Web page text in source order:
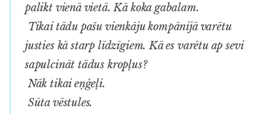
palikt vienā vietā. Kā koka gabalam.
Tikai tādu pašu vienkāju kompānijā varētu
justies kā starp līdzīgiem. Kā es varētu ap sevi
sapulcināt tādus kropļus?
Nāk tikai eņģeļi.
Sūta vēstules.